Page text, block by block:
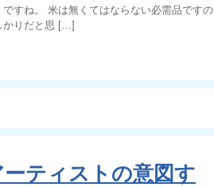
すね。 米は無くてはならない必需品ですの
かりだと思 […]
ーティストの意図す